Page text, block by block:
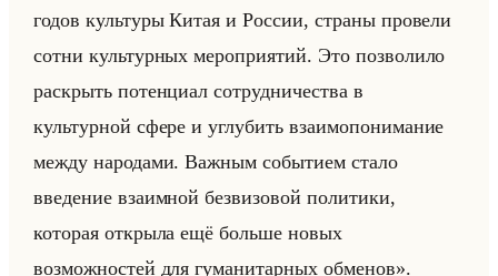
годов культуры Китая и России, страны провели
сотни культурных мероприятий. Это позволило
раскрыть потенциал сотрудничества в
культурной сфере и углубить взаимопонимание
между народами. Важным событием стало
введение взаимной безвизовой политики,
которая открыла ещё больше новых
возможностей для гуманитарных обменов».